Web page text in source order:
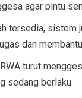
agar pintu
tersedia, sistem
dan
turut
sedang berlaku.